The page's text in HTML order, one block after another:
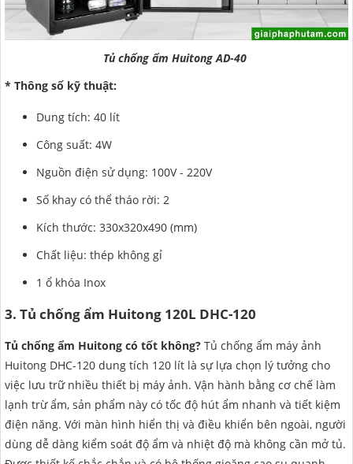
Tủ chống ẩm Huitong AD-40
* Thông số kỹ thuật:
Dung tích: 40 lít
Công suất: 4W
Nguồn điện sử dụng: 100V - 220V
Số khay có thể tháo rời: 2
Kích thước: 330x320x490 (mm)
Chất liệu: thép không gỉ
1 ổ khóa Inox
3. Tủ chống ẩm Huitong 120L DHC-120
Tủ chống ẩm Huitong có tốt không? Tủ chống ẩm máy ảnh
Huitong DHC-120 dung tích 120 lít là sự lựa chọn lý tưởng cho
việc lưu trữ nhiều thiết bị máy ảnh. Vận hành bằng cơ chế làm
lạnh trừ ẩm, sản phẩm này có tốc độ hút ẩm nhanh và tiết kiệm
điện năng. Với màn hình hiển thị và điều khiển bên ngoài, người
dùng dễ dàng kiểm soát độ ẩm và nhiệt độ mà không cần mở tủ.